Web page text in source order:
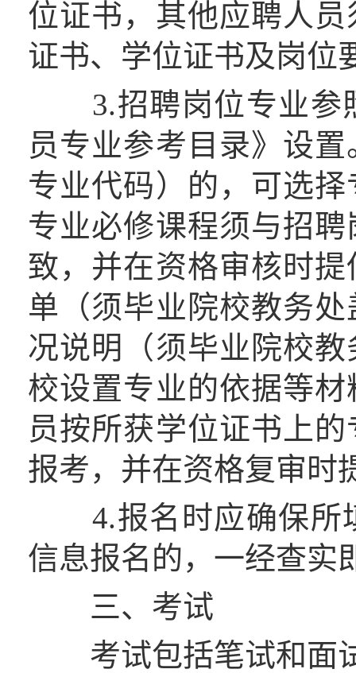
位证书，其他应聘人
证书、学位证书及岗位
3.招聘岗位专业参
员专业参考目录》设
专业代码）的，可选
专业必修课程须与招
致，并在资格审核时
单（须毕业院校教务
况说明（须毕业院校
校设置专业的依据等
员按所获学位证书上
报考，并在资格复审时
4.报名时应确保所
信息报名的，一经查实
三、考试
考试包括笔试和面